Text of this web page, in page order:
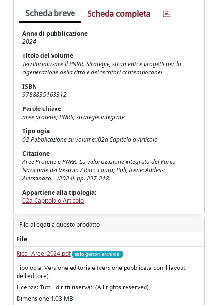
Scheda breve Scheda completa
Anno di pubblicazione
2024
Titolo del volume
Territorializzare il PNRR. Strategie, strumenti e progetti per la
rigenerazione della città e dei territori contemporanei
ISBN
9788835163312
Parole chiave
aree protette; PNRR; strategie integrate
Tipologia
02 Pubblicazione su volume::02a Capitolo o Articolo
Citazione
Aree Protette e PNRR. La valorizzazione integrata del Parco
Nazionale del Vesuvio / Ricci, Laura; Poli, Irene; Addessi,
Alessandra. - (2024), pp. 207-218.
Appartiene alla tipologia:
02a Capitolo o Articolo
File allegati a questo prodotto
File
Ricci_Aree_2024.pdf
solo gestori archivio
Tipologia: Versione editoriale (versione pubblicata con il layout
dell'editore)
Licenza: Tutti i diritti riservati (All rights reserved)
Dimensione 1.03 MB